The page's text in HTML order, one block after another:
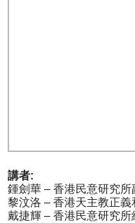
講者:
鍾劍華 – 香港民意研究所
黎汶洛 – 香港天主教正
戴捷輝 – 香港民意研究所